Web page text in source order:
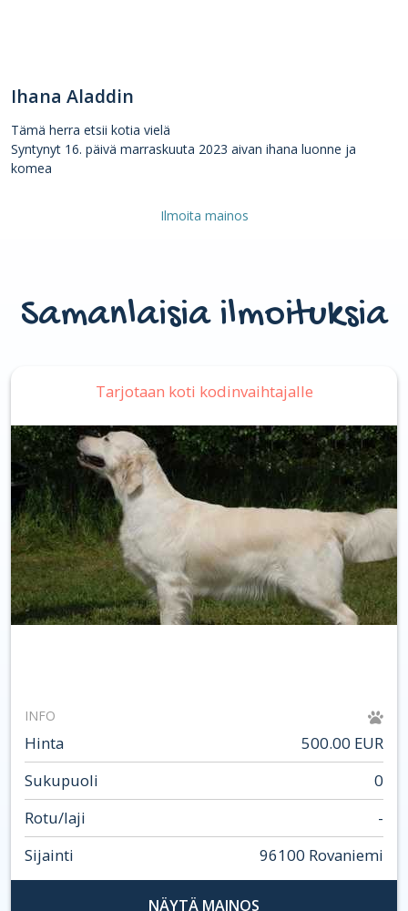
Ihana Aladdin
Tämä herra etsii kotia vielä
Syntynyt 16. päivä marraskuuta 2023 aivan ihana luonne ja
komea
Ilmoita mainos
Samanlaisia ilmoituksia
Tarjotaan koti kodinvaihtajalle
INFO
Hinta
500.00 EUR
Sukupuoli
0
Rotu/laji
-
Sijainti
96100 Rovaniemi
NÄYTÄ MAINOS